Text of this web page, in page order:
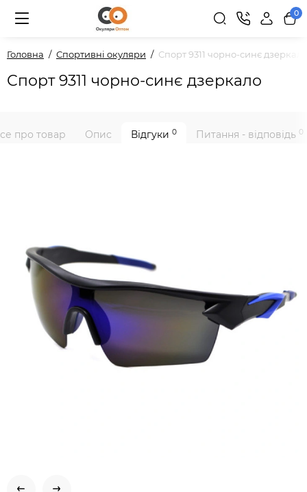
0
Головна Спортивні окуляри Спорт 9311 чорно-синє дзеркало
Спорт 9311 чорно-синє дзеркало
про товар Опис Відгуки 0 Питання - відповідь 0